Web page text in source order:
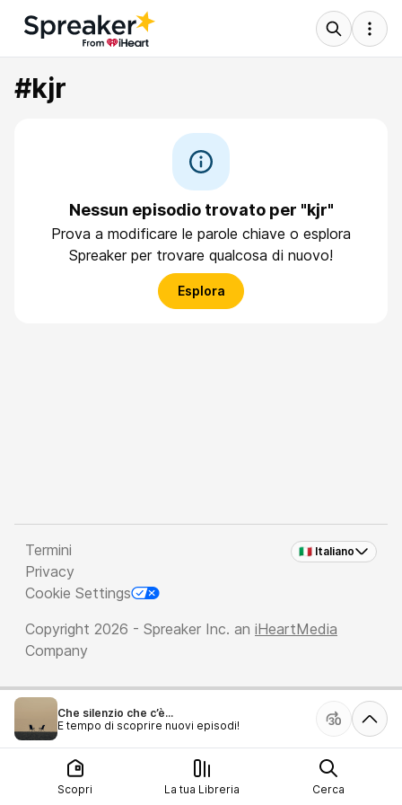
#kjr
Nessun episodio trovato per "kjr"
Prova a modificare le parole chiave o esplora
Spreaker per trovare qualcosa di nuovo!
Esplora
🇮🇹 Italiano
Termini
Privacy
Cookie Settings
Copyright 2026 - Spreaker Inc. an iHeartMedia
Company
Che silenzio che c’è...
È tempo di scoprire nuovi episodi!
Scopri La tua Libreria Cerca